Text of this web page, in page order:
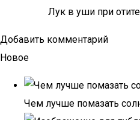
Лук в уши при
Добавить комментарий
Новое
Чем лучше помазать